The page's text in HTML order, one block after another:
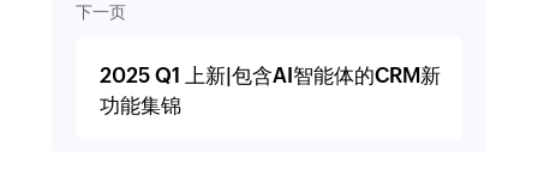
下一页
2025 Q1 上新|包含AI智能体的CRM新
功能集锦